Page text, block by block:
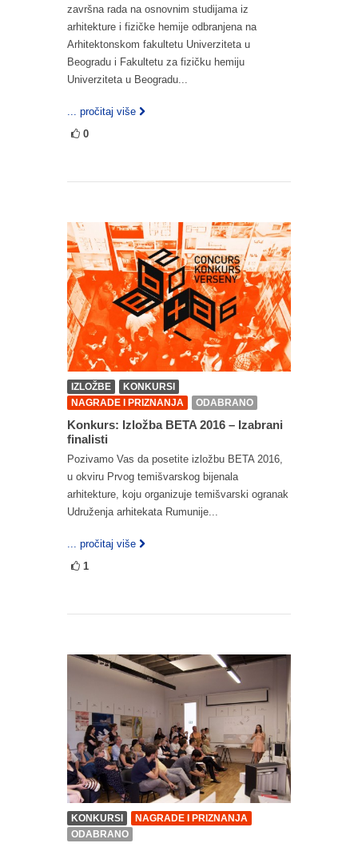
završna rada na osnovnim studijama iz
arhitekture i fizičke hemije odbranjena na
Arhitektonskom fakultetu Univerziteta u
Beogradu i Fakultetu za fizičku hemiju
Univerziteta u Beogradu...
... pročitaj više
0
IZLOŽBE
KONKURSI
NAGRADE I PRIZNANJA
ODABRANO
Konkurs: Izložba BETA 2016 – Izabrani
finalisti
Pozivamo Vas da posetite izložbu BETA 2016,
u okviru Prvog temišvarskog bijenala
arhitekture, koju organizuje temišvarski ogranak
Udruženja arhitekata Rumunije...
... pročitaj više
1
KONKURSI
NAGRADE I PRIZNANJA
ODABRANO